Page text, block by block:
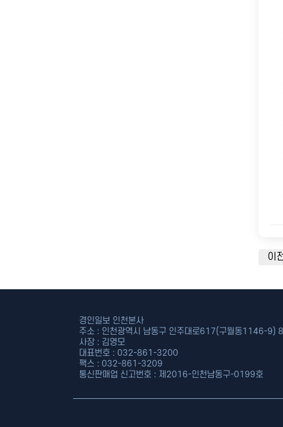
이
경인일보 인천본사
주소 : 인천광역시 남동구 인주대로617(구월동1146-9)
사장 : 김영모
대표번호 : 032-861-3200
팩스 : 032-861-3209
통신판매업 신고번호 : 제2016-인천남동구-0199호